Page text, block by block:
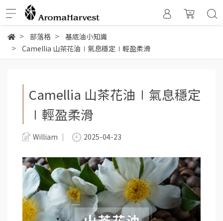
部落格
基底油小知識
Camellia 山茶花油∣氣息穩定∣輕盈柔滑
Camellia 山茶花油∣氣息穩定
∣輕盈柔滑
William 2025-04-23